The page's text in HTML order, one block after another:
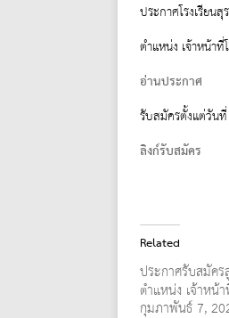
ประกาศโรงเรียน
ตำแหน่ง เจ้าหน้า
อ่านประกาศ
รับสมัครตั้งแต่วัน
ลิงก์รับสมัคร
Related
ประกาศรับสมัคร
ตำแหน่ง เจ้าหน้
กุมภาพันธ์ 7,